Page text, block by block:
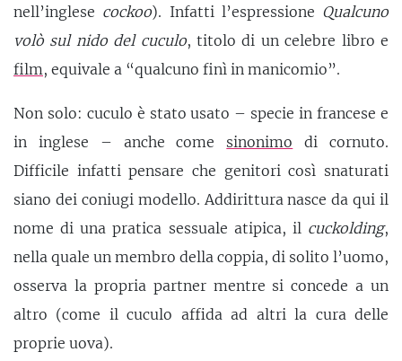
nell’inglese cockoo). Infatti l’espressione Qualcuno
volò sul nido del cuculo, titolo di un celebre libro e
film , equivale a “qualcuno finì in manicomio”.
Non solo: cuculo è stato usato – specie in francese e
in inglese – anche come sinonimo di cornuto.
Difficile infatti pensare che genitori così snaturati
siano dei coniugi modello. Addirittura nasce da qui il
nome di una pratica sessuale atipica, il cuckolding,
nella quale un membro della coppia, di solito l’uomo,
osserva la propria partner mentre si concede a un
altro (come il cuculo affida ad altri la cura delle
proprie uova).